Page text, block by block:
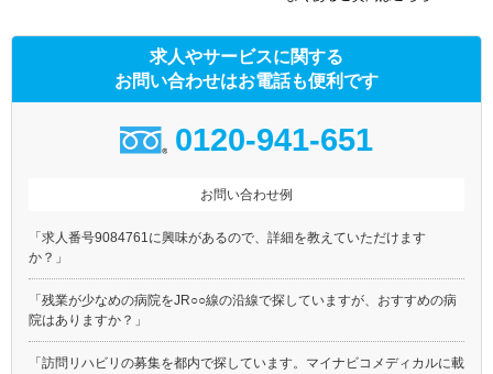
求人やサービスに関する
お問い合わせはお電話も便利です
0120-941-651
お問い合わせ例
「求人番号9084761に興味があるので、詳細を教えていただけます
か？」
「残業が少なめの病院をJR○○線の沿線で探していますが、おすすめの病
院はありますか？」
「訪問リハビリの募集を都内で探しています。マイナビコメディカルに載